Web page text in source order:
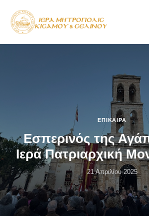
ΕΠΊΚΑΙΡΑ
Εσπερινός της
Ιερά Πατριαρχική
21 Απριλίου 2025